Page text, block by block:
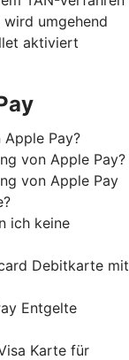
umgehend
aktiviert
Pay?
von Apple Pay?
von Apple Pay
ich keine
Debitkarte mit
Entgelte
Karte für